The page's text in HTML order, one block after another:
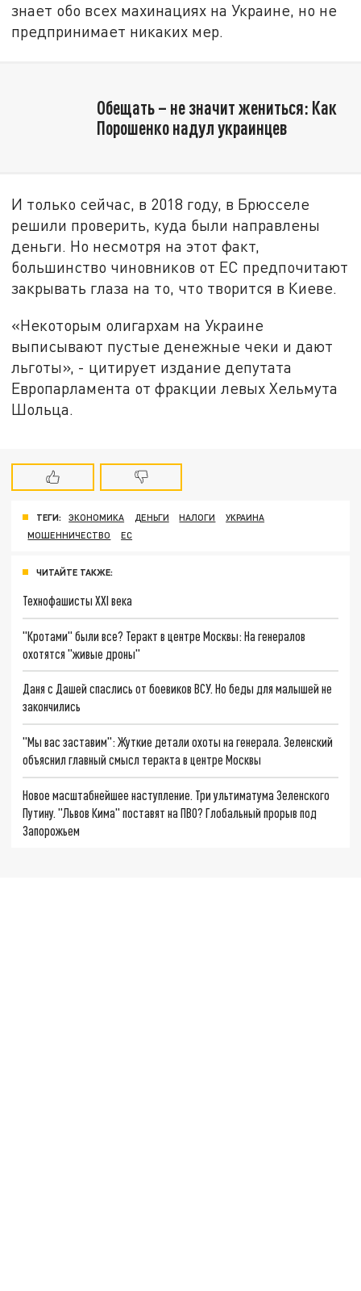
знает обо всех махинациях на Украине, но не
предпринимает никаких мер.
Обещать – не значит жениться: Как
Порошенко надул украинцев
И только сейчас, в 2018 году, в Брюсселе
решили проверить, куда были направлены
деньги. Но несмотря на этот факт,
большинство чиновников от ЕС предпочитают
закрывать глаза на то, что творится в Киеве.
«Некоторым олигархам на Украине
выписывают пустые денежные чеки и дают
льготы», - цитирует издание депутата
Европарламента от фракции левых Хельмута
Шольца.
ТЕГИ: ЭКОНОМИКА ДЕНЬГИ НАЛОГИ
УКРАИНА
МОШЕННИЧЕСТВО
ЕС
ЧИТАЙТЕ ТАКЖЕ:
Технофашисты XXI века
"Кротами" были все? Теракт в центре Москвы: На генералов
охотятся "живые дроны"
Даня с Дашей спаслись от боевиков ВСУ. Но беды для малышей не
закончились
"Мы вас заставим": Жуткие детали охоты на генерала. Зеленский
объяснил главный смысл теракта в центре Москвы
Новое масштабнейшее наступление. Три ультиматума Зеленского
Путину. "Львов Кима" поставят на ПВО? Глобальный прорыв под
Запорожьем